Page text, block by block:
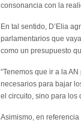
consonancia con la
En tal sentido, D’Elia
parlamentarios que
como un presupuesto
“Tenemos que ir a la
necesarios para bajar
el circuito, sino para los
Asimismo, en